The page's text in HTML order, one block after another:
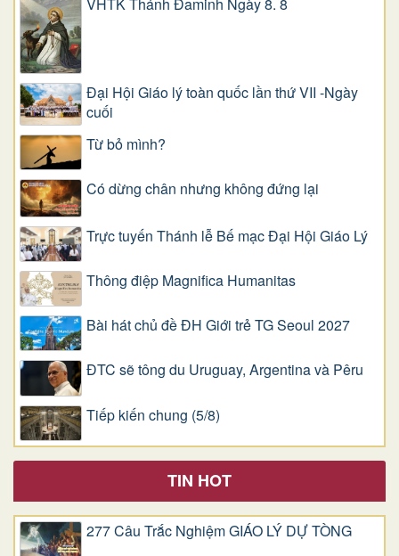
Đại Hội Giáo lý toàn quốc lần thứ VII -Ngày
cuối
Từ bỏ mình?
Có dừng chân nhưng không đứng lại
Trực tuyến Thánh lễ Bế mạc Đại Hội Giáo Lý
Thông điệp Magnifica Humanitas
Bài hát chủ đề ĐH Giới trẻ TG Seoul 2027
ĐTC sẽ tông du Uruguay, Argentina và Pêru
Tiếp kiến chung (5/8)
TIN HOT
277 Câu Trắc Nghiệm GIÁO LÝ DỰ TÒNG